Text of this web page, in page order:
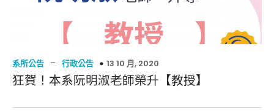
系所公告 – 行政公告 13 10 月, 2020
狂賀！本系阮明淑老師榮升【教授】